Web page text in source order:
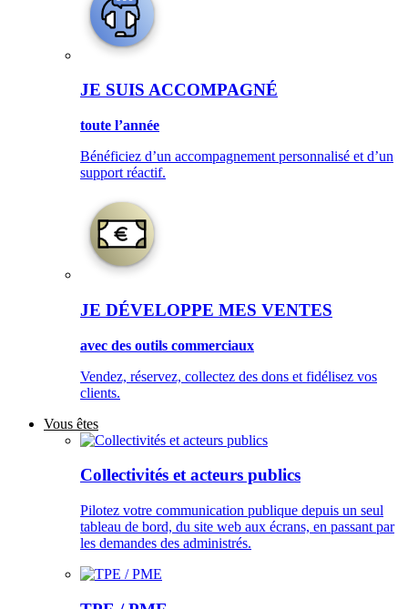
JE SUIS ACCOMPAGNÉ
toute l’année
Bénéficiez d’un accompagnement personnalisé et d’un
support réactif.
JE DÉVELOPPE MES VENTES
avec des outils commerciaux
Vendez, réservez, collectez des dons et fidélisez vos
clients.
Vous êtes
Collectivités et acteurs publics
Pilotez votre communication publique depuis un seul
tableau de bord, du site web aux écrans, en passant par
les demandes des administrés.